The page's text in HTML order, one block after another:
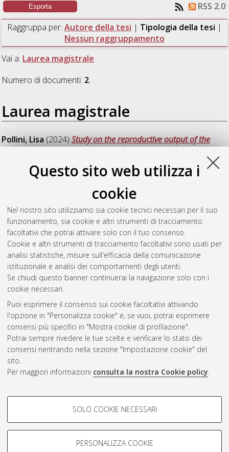
Questo sito web utilizza i
cookie
Nel nostro sito utilizziamo sia cookie tecnici necessari per il suo
funzionamento, sia cookie e altri strumenti di tracciamento
facoltativi che potrai attivare solo con il tuo consenso.
Cookie e altri strumenti di tracciamento facoltativi sono usati per
analisi statistiche, misure sull'efficacia della comunicazione
istituzionale e analisi dei comportamenti degli utenti.
Se chiudi questo banner continuerai la navigazione solo con i
cookie necessari.
Puoi esprimere il consenso sui cookie facoltativi attivando
l'opzione in "Personalizza cookie" e, se vuoi, potrai esprimere
consensi più specifici in "Mostra cookie di profilazione".
Potrai sempre rivedere le tue scelte e verificare lo stato dei
consensi rientrando nella sezione "Impostazione cookie" del
sito.
Per maggiori informazioni consulta la nostra Cookie policy.
COOKIE DI PROFILAZIONE -
Si tratta di cookie utilizzati per analizzare le caratteristiche della
navigazione degli utenti, creare profili in base al loro comportamento
SOLO COOKIE NECESSARI
PERSONALIZZA COOKIE
RSS 2.0
Raggruppa per: Autore della tesi | Tipologia della tesi |
Nessun raggruppamento
Vai a: Laurea magistrale
Numero di documenti: 2.
Laurea magistrale
Pollini, Lisa(2024)Study on the reproductive output of the
non-zooxanthellate colonial coral Astroides calycularis
(Scleractinia, Dendrophyllidae) naturally living at CO2 vents in
Ischia Island. [Laurea magistrale], Università di Bologna, Corso
Documento full-text non disponibile
Tarsi, Davide(2024)Sea Sentinels: un'applicazione a
supporto della cittadinanza attiva per i nostri mari.[Laurea
magistrale], Università di Bologna, Corso di Studio in
Informatica [LM-DM270] , Documento full-text non disponibile
Questa lista e' stata generata ilFri Aug 7 13:05:52 2026 CEST
Atom
Rss 1.0
Rss 2.0
AMS Laurea
Impostazioni Cookie
Informativa sulla privacy
Condizioni d’uso del sito